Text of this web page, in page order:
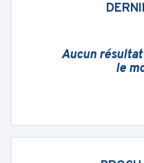
Aucun
le